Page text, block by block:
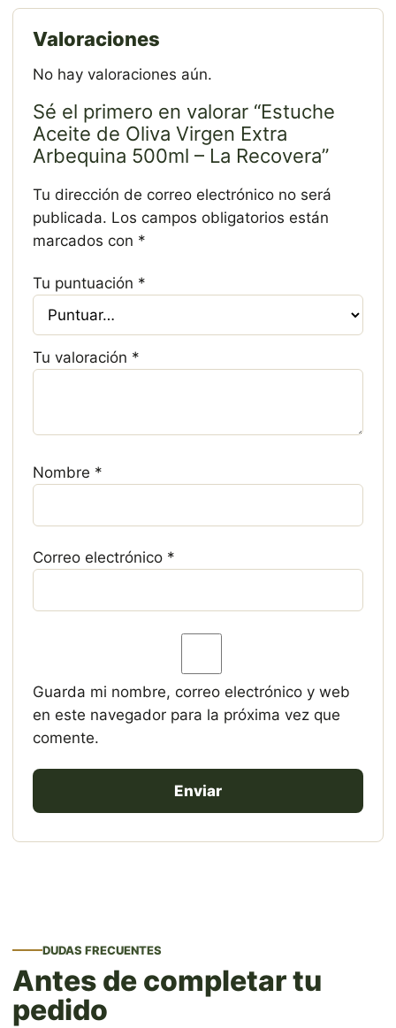
Valoraciones
No hay valoraciones aún.
Sé el primero en valorar “Estuche
Aceite de Oliva Virgen Extra
Arbequina 500ml – La Recovera”
Tu dirección de correo electrónico no será
publicada. Los campos obligatorios están
marcados con *
Tu puntuación *
Tu valoración *
Nombre *
Correo electrónico *
Guarda mi nombre, correo electrónico y web
en este navegador para la próxima vez que
comente.
DUDAS FRECUENTES
Antes de completar tu
pedido